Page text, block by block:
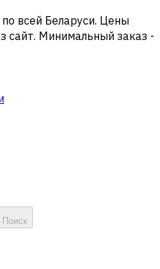
всей Беларуси. Цены
сайт. Минимальный заказ -
Поиск